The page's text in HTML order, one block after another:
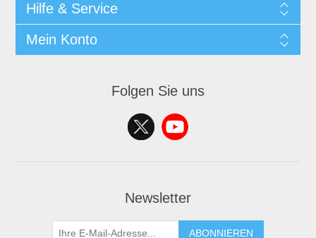
Hilfe & Service
Mein Konto
Folgen Sie uns
Newsletter
ABONNIEREN